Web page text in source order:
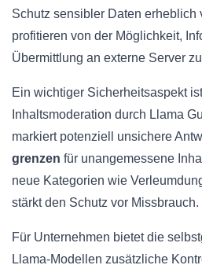
Schutz sensibler Daten erheblich
profitieren von der Möglichkeit,
Übermittlung an externe Server
Ein wichtiger Sicherheitsaspekt
Inhaltsmoderation durch Llama
markiert potenziell unsichere
grenzen für unangemessene
neue Kategorien wie
stärkt den Schutz vor Missbrauch.
Für Unternehmen bietet die
Llama-Modellen zusätzliche